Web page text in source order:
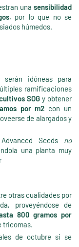
una sensibilidad
, por lo que no se
húmedos.
serán idóneas para
ramificaciones
SOGy obtener
por m2 con un
de alargados y
Seeds no
una planta muy
otras cualidades por
proveyéndose de
800 gramos por
tricomas.
de octubre si se